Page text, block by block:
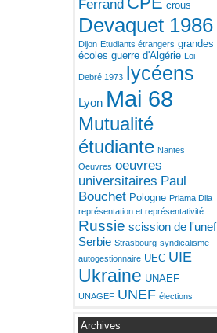
Ferrand
crous
Devaquet 1986
Dijon Etudiants étrangers grandes
écoles guerre d'Algérie Loi
Debré 1973 lycéens
Lyon Mai 68
Mutualité
étudiante Nantes
Oeuvres oeuvres
universitaires Paul
Bouchet Pologne Priama Diia
représentation et représentativité
Russie scission de l'unef
Serbie Strasbourg syndicalisme
autogestionnaire UEC UIE
Ukraine UNAEF
UNAGEF UNEF élections
Archives